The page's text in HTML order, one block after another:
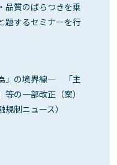
質のばらつきを乗
題するセミナーを行
為」の境界線― 「主
の一部改正（案）
制ニュース）